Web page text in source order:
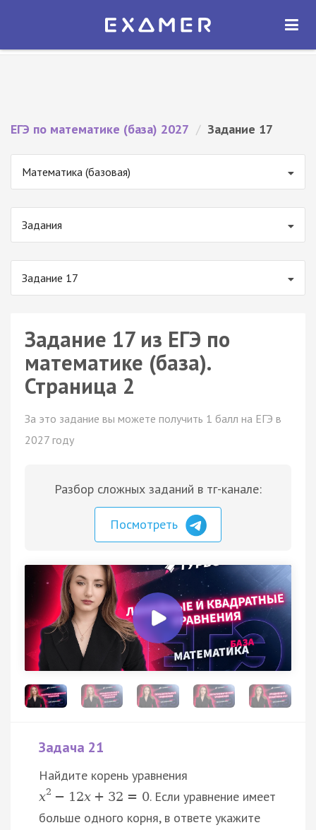
Экзамер — ЕГЭ 2027
ОТКРЫТЬ
ЕГЭ по математике (база) 2027 / Задание 17
Математика (базовая)
Задания
Задание 17
Задание 17 из ЕГЭ по
математике (база).
Страница 2
За это задание вы можете получить 1 балл на ЕГЭ в
2027 году
Разбор сложных заданий в тг-канале:
Посмотреть
Задача 21
Найдите корень уравнения
x2 − 12x + 32 = 0. Если уравнение имеет
больше одного корня, в ответе укажите